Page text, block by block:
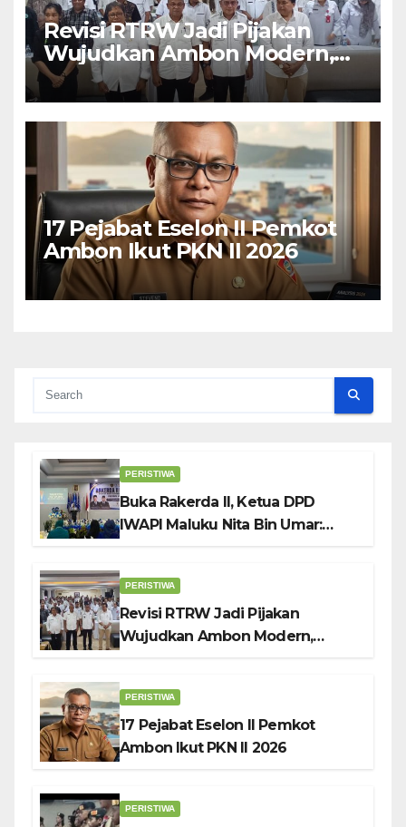
Revisi RTRW Jadi Pijakan
Wujudkan Ambon Modern,
Nyaman dan Berkelanjutan,
Kata Wali Kota Bodewin
17 Pejabat Eselon II Pemkot
Ambon Ikut PKN II 2026
PERISTIWA
Buka Rakerda II, Ketua DPD
IWAPI Maluku Nita Bin Umar:
PERISTIWA
Revisi RTRW Jadi Pijakan
Wujudkan Ambon Modern,
PERISTIWA
17 Pejabat Eselon II Pemkot
Ambon Ikut PKN II 2026
PERISTIWA